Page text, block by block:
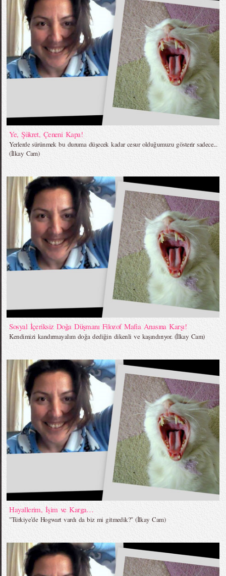
Ye, Şükret, Çeneni Kapa!
Yerlerde sürünmek bu duruma düşecek kadar cesur olduğumuzu gösterir sadece...
(İlkay Cam)
Sosyal İçeriksiz Doğa Düşmanı Filozof Mafia Anasına Karşı!
Kendimizi kandırmayalım doğa dediğin dikenli ve kaşındırıyor. (İlkay Cam)
Hayallerim, İşim ve Karga…
"Türkiye’de Hogwart vardı da biz mi gitmedik?" (İlkay Cam)